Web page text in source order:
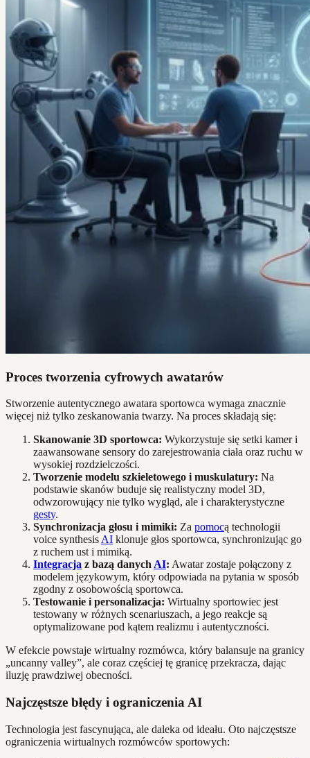
Proces tworzenia cyfrowych awatarów
Stworzenie autentycznego awatara sportowca wymaga znacznie
więcej niż tylko zeskanowania twarzy. Na proces składają się:
Skanowanie 3D sportowca: Wykorzystuje się setki kamer i
zaawansowane sensory do zarejestrowania ciała oraz ruchu w
wysokiej rozdzielczości.
Tworzenie modelu szkieletowego i muskulatury: Na
podstawie skanów buduje się realistyczny model 3D,
odwzorowujący nie tylko wygląd, ale i charakterystyczne
gesty.
Synchronizacja głosu i mimiki: Za pomocą technologii
voice synthesis AI klonuje głos sportowca, synchronizując go
z ruchem ust i mimiką.
Integracja z bazą danych AI: Awatar zostaje połączony z
modelem językowym, który odpowiada na pytania w sposób
zgodny z osobowością sportowca.
Testowanie i personalizacja: Wirtualny sportowiec jest
testowany w różnych scenariuszach, a jego reakcje są
optymalizowane pod kątem realizmu i autentyczności.
W efekcie powstaje wirtualny rozmówca, który balansuje na granicy
„uncanny valley”, ale coraz częściej tę granicę przekracza, dając
iluzję prawdziwej obecności.
Najczęstsze błędy i ograniczenia AI
Technologia jest fascynująca, ale daleka od ideału. Oto najczęstsze
ograniczenia wirtualnych rozmówców sportowych: